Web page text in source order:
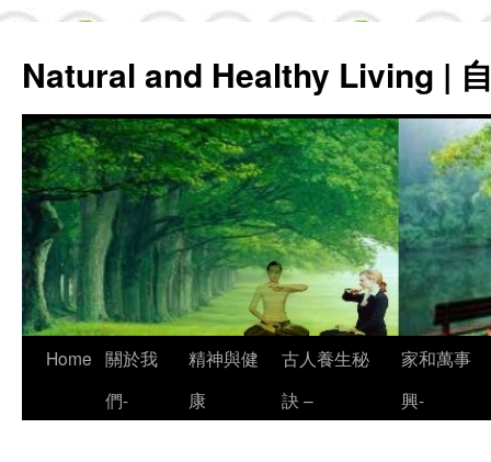
Natural and Healthy Living |
Skip
Home 關於我
們-
精神與健
康
古人養生秘
訣 –
家和萬事
興-